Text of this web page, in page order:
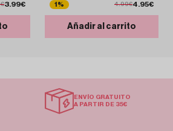
3.99€ 1% 4.99€4.95€
Añadir al carrito
ENVÍO GRATUITO
A PARTIR DE 35€